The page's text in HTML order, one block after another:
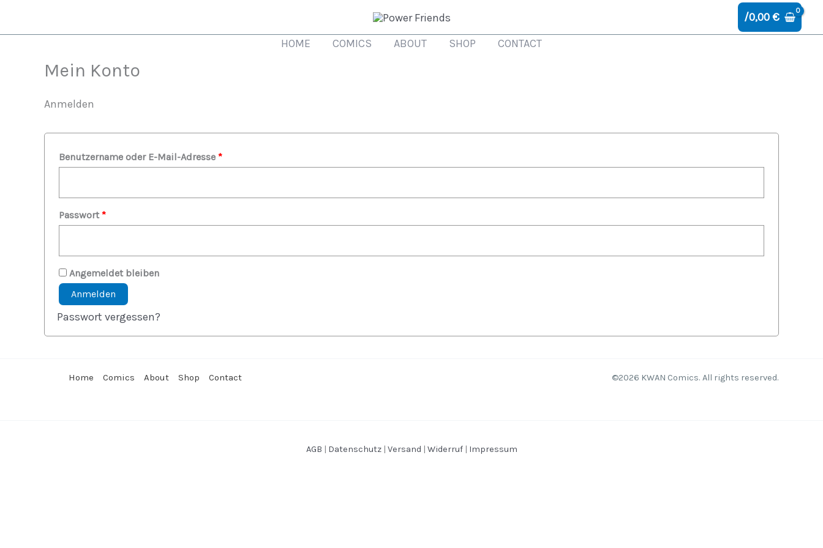
springen
/0,00€
HOME
COMICS ABOUT SHOP CONTACT
Mein Konto
Anmelden
Benutzername oder E-Mail-Adresse *
Passwort*
Angemeldet bleiben
Anmelden
Passwort vergessen?
Home Comics About Shop Contact ©2026 KWAN Comics. All rights reserved.
AGB | Datenschutz | Versand | Widerruf| Impressum